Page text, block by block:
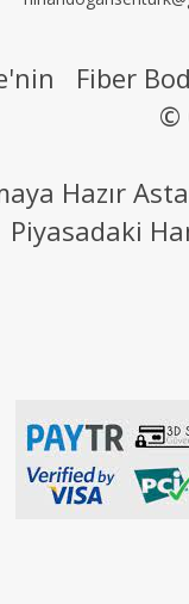
Fiber
©
Hazır
Piyasadaki